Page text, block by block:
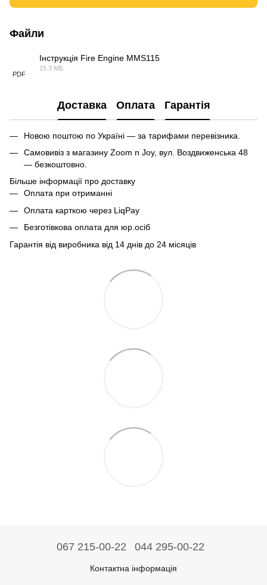
Файли
PDF
Інструкція Fire Engine MMS115
15.3 МБ
Доставка Оплата Гарантія
Новою поштою по Україні — за тарифами перевізника.
Самовивіз з магазину Zoom n Joy, вул. Воздвиженська 48
— безкоштовно.
Більше інформації про доставку
Оплата при отриманні
Оплата карткою через LiqPay
Безготівкова оплата для юр.осіб
Гарантія від виробника від 14 днів до 24 місяців
067 215-00-22 044 295-00-22
Контактна інформація